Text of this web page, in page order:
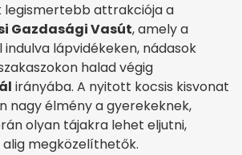
legismertebb attrakciója a
Gazdasági Vasút, amely a
lápvidékeken, nádasok
halad végig
irányába. A nyitott kocsis kisvonat
nagy élmény a gyerekeknek,
olyan tájakra lehet eljutni,
megközelíthetők.